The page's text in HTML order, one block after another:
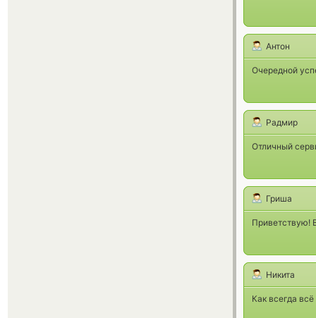
Антон
Очередной
Радмир
Отличный
Гриша
Приветствую!
Никита
Как всегда